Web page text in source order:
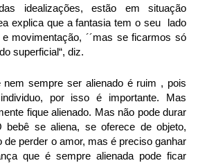
idealizações, estão em situação
explica que a fantasia tem o seu lado
movimentação, ´´mas se ficarmos só
superficial“, diz.
nem sempre ser alienado é ruim , pois
por isso é importante. Mas
fique alienado. Mas não pode durar
bebê se aliena, se oferece de objeto,
de perder o amor, mas é preciso ganhar
que é sempre alienada pode ficar